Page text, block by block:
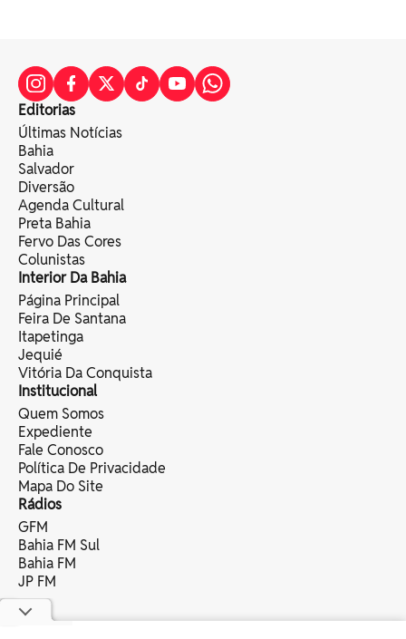
Editorias
Últimas Notícias
Bahia
Salvador
Diversão
Agenda Cultural
Preta Bahia
Fervo Das Cores
Colunistas
Interior Da Bahia
Página Principal
Feira De Santana
Itapetinga
Jequié
Vitória Da Conquista
Institucional
Quem Somos
Expediente
Fale Conosco
Política De Privacidade
Mapa Do Site
Rádios
GFM
Bahia FM Sul
Bahia FM
JP FM